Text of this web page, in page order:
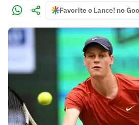
Favorite o Lance! no